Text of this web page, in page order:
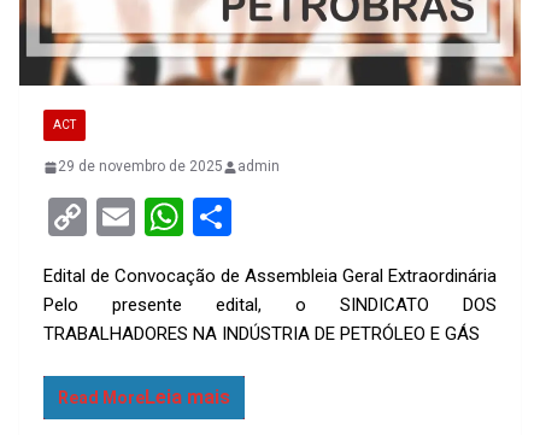
ACT
29 de novembro de 2025 admin
C
py
Li
n
k
E
ail
W
at
s
A
p
ar
e
Edital de Convocação de Assembleia Geral Extraordinária
Pelo presente edital, o SINDICATO DOS
TRABALHADORES NA INDÚSTRIA DE PETRÓLEO E GÁS
Read More